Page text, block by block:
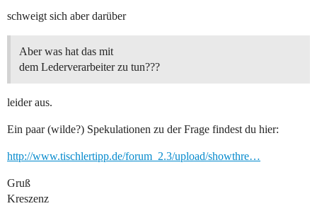
schweigt sich aber darüber
Aber was hat das mit
dem Lederverarbeiter zu tun???
leider aus.
Ein paar (wilde?) Spekulationen zu der Frage findest du hier:
http://www.tischlertipp.de/forum_2.3/upload/showthre…
Gruß
Kreszenz